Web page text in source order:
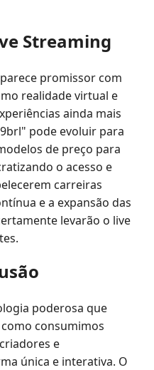
Streaming
promissor com
realidade virtual e
ainda mais
pode evoluir para
de preço para
o acesso e
carreiras
e a expansão das
levarão o live
poderosa que
consumimos
e
única e interativa. O